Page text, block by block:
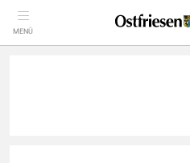
MENÜ